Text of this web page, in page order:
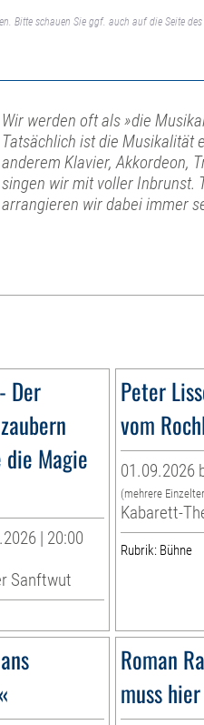
Bitte schauen Sie ggf. auch auf die Seite
Wir werden oft als »die
Tatsächlich ist die Musikalität
anderem Klavier, Akkordeon,
singen wir mit voller Inbrunst.
arrangieren wir dabei immer
Der
Magie
| 20:00
Sanftwut
Peter
vom
01.09.2026
(mehrere
Kabarett-
Rubrik: Bühne
Roman
muss